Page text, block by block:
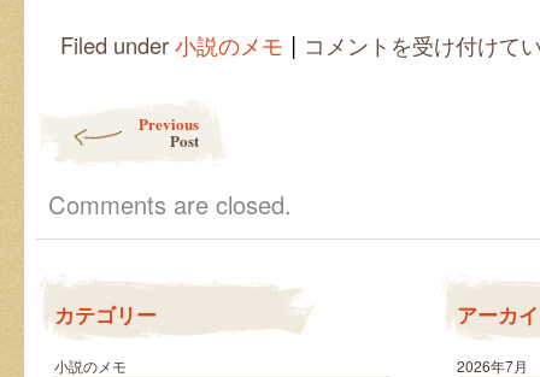
Filed under小説のメモ |
友
人
コメントを受け付けて
Previous
Post
Comments are closed.
カテゴリー
小説のメモ
アーカ
2026年7月